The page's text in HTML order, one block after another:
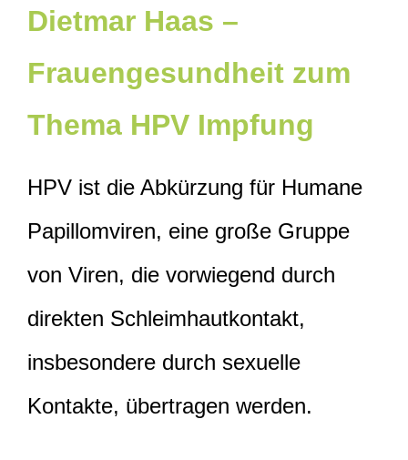
Dietmar Haas –
Frauengesundheit zum
Thema HPV Impfung
HPV ist die Abkürzung für Humane
Papillomviren, eine große Gruppe
von Viren, die vorwiegend durch
direkten Schleimhautkontakt,
insbesondere durch sexuelle
Kontakte, übertragen werden.